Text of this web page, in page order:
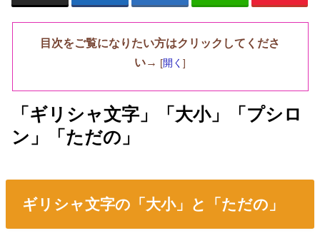
目次をご覧になりたい方はクリックしてくださ
い→ [開く ]
「ギリシャ文字」「大小」「プシロ
ン」「ただの」
ギリシャ文字の「大小」と「ただの」